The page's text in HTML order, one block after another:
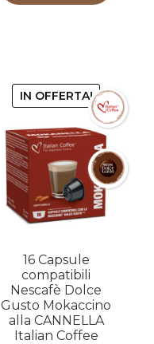
IN OFFERTA!
16 Capsule
compatibili
Nescafè Dolce
Gusto Mokaccino
alla CANNELLA
Italian Coffee